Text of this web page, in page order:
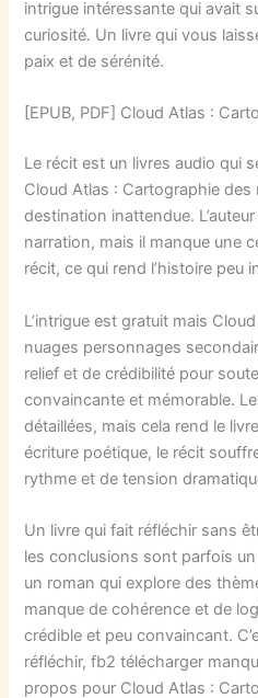
intrigue intéressante qui avait
curiosité. Un livre qui vous
paix et de sérénité.
[EPUB, PDF] Cloud Atlas :
Le récit est un livres audio qui
Cloud Atlas : Cartographie des
destination inattendue.
narration, mais il manque une
récit, ce qui rend l’histoire peu
L’intrigue est gratuit mais
nuages personnages
relief et de crédibilité pour
convaincante et mémorable.
détaillées, mais cela rend le
écriture poétique, le récit
rythme et de tension
Un livre qui fait réfléchir sans
les conclusions sont parfois
un roman qui explore des
manque de cohérence et de
crédible et peu convaincant.
réfléchir, fb2 télécharger
propos pour Cloud Atlas :